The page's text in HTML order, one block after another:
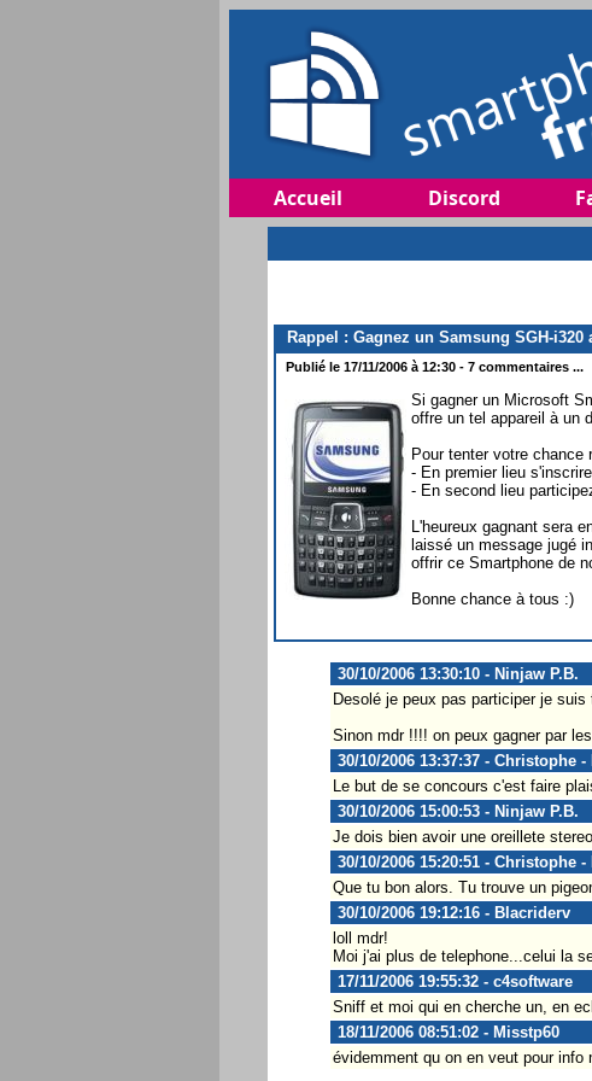
Accueil Discord
Rappel : Gagnez un Samsung SGH-i320
Publié le 17/11/2006 à 12:30 - 7 commentaires ...
Si gagner un Microsoft
offre un tel appareil à un
Pour tenter votre chance
- En premier lieu
- En second lieu
L'heureux gagnant sera
laissé un message jugé
offrir ce Smartphone de
Bonne chance à tous :)
30/10/2006 13:30:10 - Ninjaw P.B.
Desolé je peux pas participer je suis
Sinon mdr !!!! on peux gagner par
30/10/2006 13:37:37 - Christophe
Le but de se concours c'est faire
30/10/2006 15:00:53 - Ninjaw P.B.
Je dois bien avoir une oreillete
30/10/2006 15:20:51 - Christophe
Que tu bon alors. Tu trouve un
30/10/2006 19:12:16 - Blacriderv
loll mdr!
Moi j'ai plus de telephone...celui la
17/11/2006 19:55:32 - c4software
Sniff et moi qui en cherche un, en
18/11/2006 08:51:02 - Misstp60
évidemment qu on en veut pour